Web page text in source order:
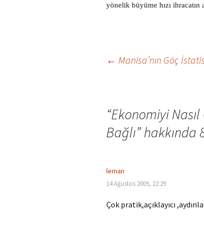
yönelik büyüme hızı
← Manisa’nın Göç
“Ekonomiyi
Bağlı” hakkında
leman
14 Ağustos 2009, 22:29
Çok pratik,açıklayıcı